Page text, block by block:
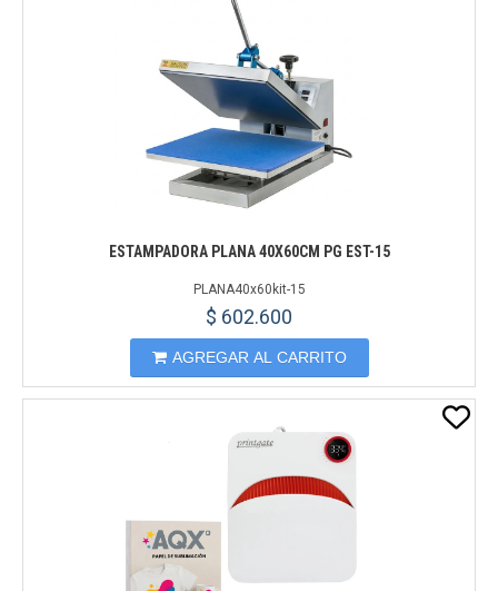
ESTAMPADORA PLANA 40X60CM PG EST-15
PLANA40x60kit-15
$ 602.600
AGREGAR AL CARRITO